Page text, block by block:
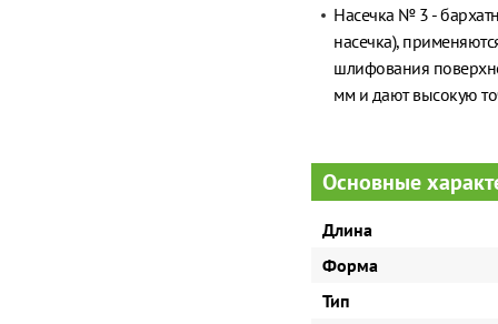
Насечка № 3 -
насечка),
шлифования
мм и дают высокую
Основные
Длина
Форма
Тип